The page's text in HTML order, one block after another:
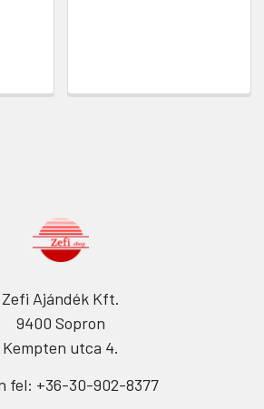
Zefi Ajándék Kft.
9400 Sopron
Kempten utca 4.
fel: +36-30-902-8377